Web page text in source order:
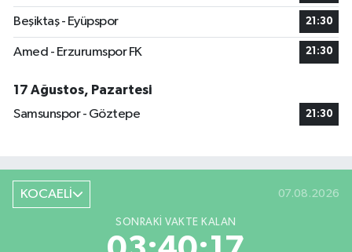
Beşiktaş - Eyüpspor 21:30
Amed - Erzurumspor FK 21:30
17 Ağustos, Pazartesi
Samsunspor - Göztepe
21:30
KOCAELİ 07.08.2026
SONRAKI VAKTE KALAN